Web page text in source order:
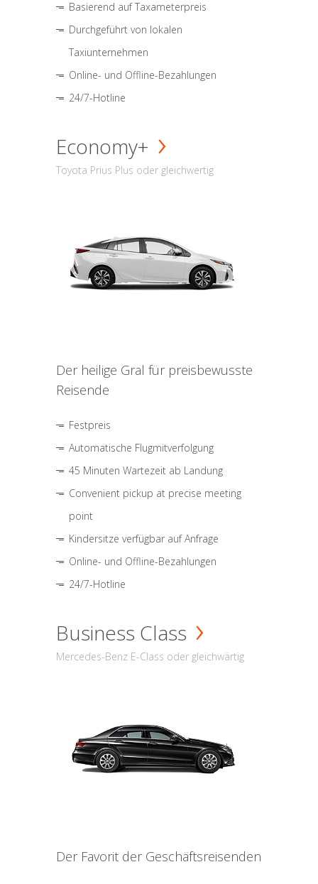
Basierend auf Taxameterpreis
Durchgeführt von lokalen
Taxiunternehmen
Online- und Offline-Bezahlungen
24/7-Hotline
Economy+
Toyota Prius Plus oder gleichwertig
Der heilige Gral für preisbewusste
Reisende
Festpreis
Automatische Flugmitverfolgung
45 Minuten Wartezeit ab Landung
Convenient pickup at precise meeting
point
Kindersitze verfügbar auf Anfrage
Online- und Offline-Bezahlungen
24/7-Hotline
Business Class
Mercedes-Benz E-Class oder gleichwärtig
Der Favorit der Geschäftsreisenden